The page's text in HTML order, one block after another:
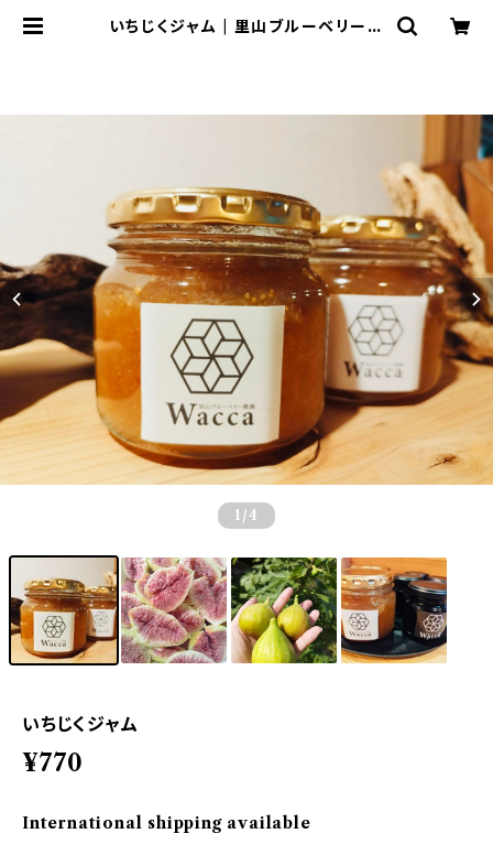
いちじくジャム | 里山ブルーベリー農
1 /4
いちじくジャム
¥770
International shipping available